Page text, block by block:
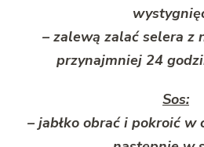
– zalewą zalać selera z
przynajmniej 24
Sos:
– jabłko obrać i pokroić